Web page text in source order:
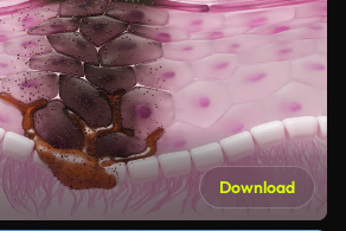
Download